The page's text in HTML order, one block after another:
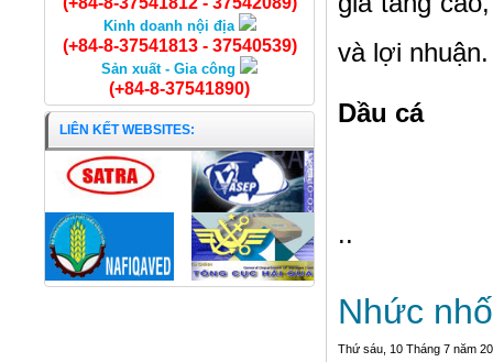
và lợi nhuận.
Dầu cá
..
Nhức
Thứ sáu, 10 Tháng 7 năm
Kinh doanh nội địa
(+84-8-37541813 - 37540539)
Sản xuất - Gia công
(+84-8-37541890)
LIÊN KẾT WEBSITES: